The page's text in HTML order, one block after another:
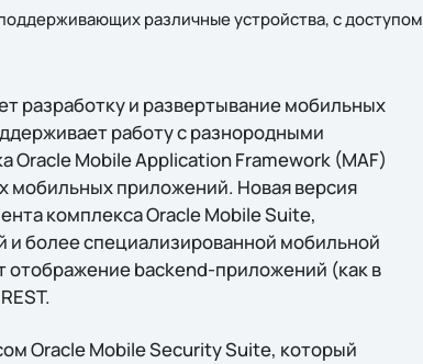
различные устройства, с доступом
разработку и развертывание мобильных
работу с разнородными
Mobile Application Framework (MAF)
мобильных приложений. Новая версия
комплекса Oracle Mobile Suite,
и более специализированной мобильной
отображение backend-приложений (как в
Oracle Mobile Security Suite, который